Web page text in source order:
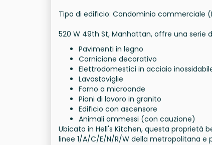
Tipo di edificio: Condominio commerciale
520 W 49th St, Manhattan, offre una serie
Pavimenti in legno
Cornicione decorativo
Elettrodomestici in acciaio
Lavastoviglie
Forno a microonde
Piani di lavoro in granito
Edificio con ascensore
Animali ammessi (con cauzione)
Ubicato in Hell's Kitchen, questa proprietà
linee 1/A/C/E/N/R/W della metropolitana e